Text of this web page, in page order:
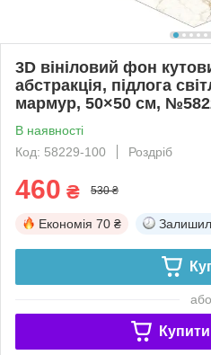
3D вініловий фон
абстракція, підлога
мармур, 50×50 см,
В наявності
Код: 58229-100
Роздріб
460 ₴ 530 ₴
Економія 70 ₴
або